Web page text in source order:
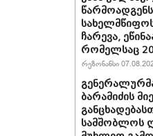
წარმოადგენს
ჩარევა,
რომელსაც
რეზონანსი
ბარამიძის
სამშობლოს